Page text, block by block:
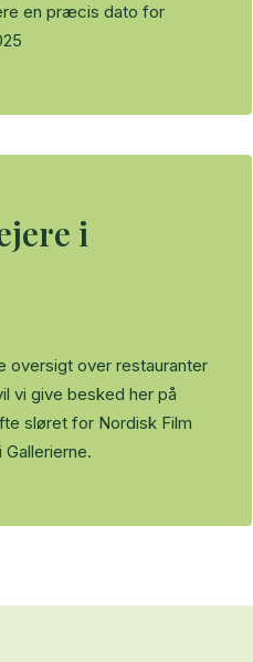
en præcis dato for
i
oversigt over restauranter
vi give besked her på
sløret for Nordisk Film